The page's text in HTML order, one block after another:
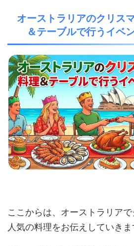
オーストラリアのクリス
＆テーブルで行うイベ
ここからは、オーストラリア
人気の料理をお伝えしていきま